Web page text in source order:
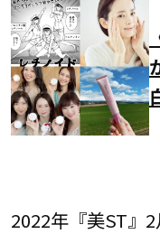
2022年『美ST』